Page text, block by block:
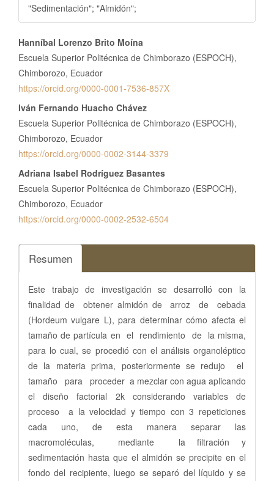
"Sedimentación"; "Almidón";
Contenido
principal
del
artículo
Hanníbal Lorenzo Brito Moína
Escuela Superior Politécnica de Chimborazo (ESPOCH),
Chimborozo, Ecuador
https://orcid.org/0000-0001-7536-857X
Iván Fernando Huacho Chávez
Escuela Superior Politécnica de Chimborazo (ESPOCH),
Chimborozo, Ecuador
https://orcid.org/0000-0002-3144-3379
Adriana Isabel Rodríguez Basantes
Escuela Superior Politécnica de Chimborazo (ESPOCH),
Chimborozo, Ecuador
https://orcid.org/0000-0002-2532-6504
Resumen
Este trabajo de investigación se desarrolló con la
finalidad de obtener almidón de arroz de cebada
(Hordeum vulgare L), para determinar cómo afecta el
tamaño de partícula en el rendimiento de la misma,
para lo cual, se procedió con el análisis organoléptico
de la materia prima, posteriormente se redujo el
tamaño para proceder a mezclar con agua aplicando
el diseño factorial 2k considerando variables de
proceso a la velocidad y tiempo con 3 repeticiones
cada uno, de esta manera separar las
macromoléculas, mediante la filtración y
sedimentación hasta que el almidón se precipite en el
fondo del recipiente, luego se separó del líquido y se